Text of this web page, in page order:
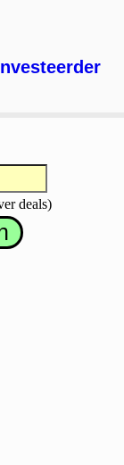
deals)